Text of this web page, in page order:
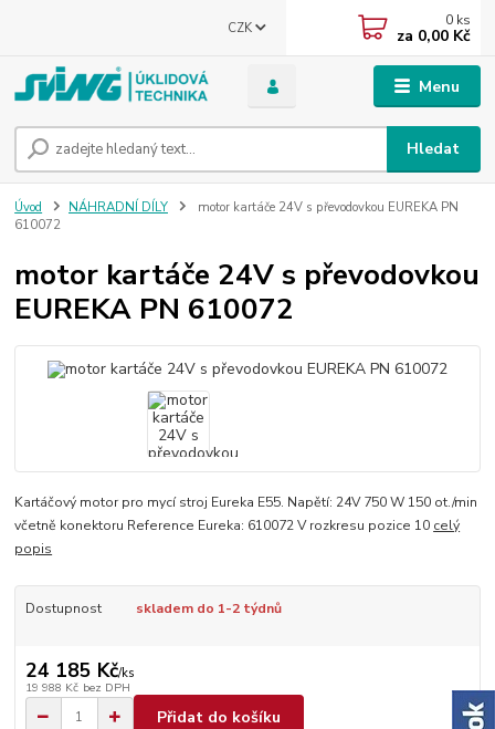
Menu
CZK
Hledat
0 ks
za 0,00 Kč
Úvod NÁHRADNÍ DÍLY
motor kartáče 24V s převodovkou EUREKA PN
610072
motor kartáče 24V s převodovkou
EUREKA PN 610072
Kartáčový motor pro mycí stroj Eureka E55. Napětí: 24V 750 W 150 ot./min
včetně konektoru Reference Eureka: 610072 V rozkresu pozice 10 celý
popis
Dostupnost skladem do 1-2 týdnů
24 185 Kč/ks
19 988 Kč bez DPH
Přidat do košíku